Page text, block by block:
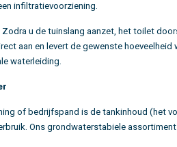
infiltratievoorziening.
u de tuinslang aanzet, het toilet
aan en levert de gewenste
waterleiding.
of bedrijfspand is de tankinhoud (het
Ons grondwaterstabiele